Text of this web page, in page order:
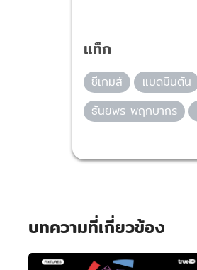
แท็ก
ซีเกมส์ แบดมินตัน
ธันยพร พฤกษากร
บทความที่เกี่ยวข้อง